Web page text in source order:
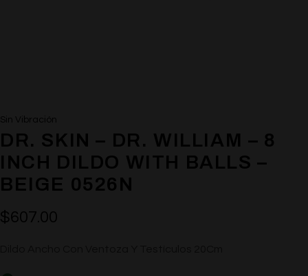
Sin Vibración
DR. SKIN – DR. WILLIAM – 8
INCH DILDO WITH BALLS –
BEIGE 0526N
$607.00